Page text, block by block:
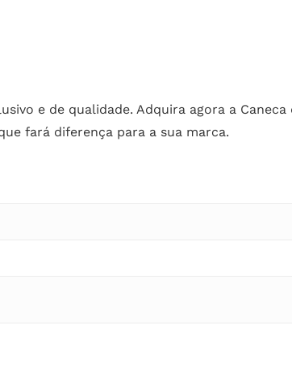
e de qualidade. Adquira agora a Caneca
fará diferença para a sua marca.